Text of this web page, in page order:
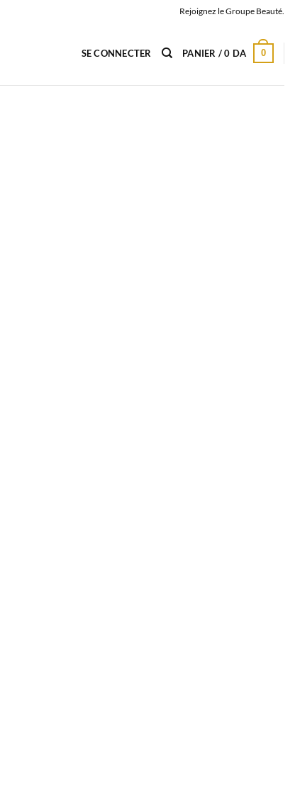
Rejoignez le Groupe Beauté.
SE CONNECTER PANIER /0 DA 0